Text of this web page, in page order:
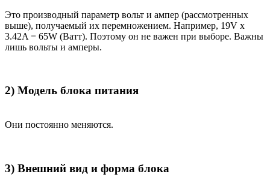
Это производный параметр вольт и ампер (рассмотренных
выше), получаемый их перемножением. Например, 19V x
3.42A = 65W (Ватт). Поэтому он не важен при выборе. Важны
лишь вольты и амперы.
2) Модель блока питания
Они постоянно меняются.
3) Внешний вид и форма блока